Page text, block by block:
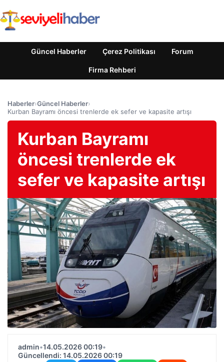
Güncel Haberler Çerez Politikası Forum
Firma Rehberi
Haberler›Güncel Haberler›
Kurban Bayramı öncesi trenlerde ek sefer ve kapasite artışı
Kurban Bayramı
öncesi trenlerde ek
sefer ve kapasite artışı
admin•14.05.2026 00:19•
Güncellendi: 14.05.2026 00:19